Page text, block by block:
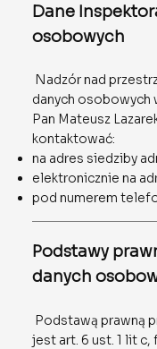
Dane
osobowych
Nadzór nad
danych osobowych
Pan Mateusz
kontaktować:
na adres siedziby
elektronicznie na
pod numerem
Podstawy
danych
Podstawą prawną
jest art. 6 ust. 1 lit c,